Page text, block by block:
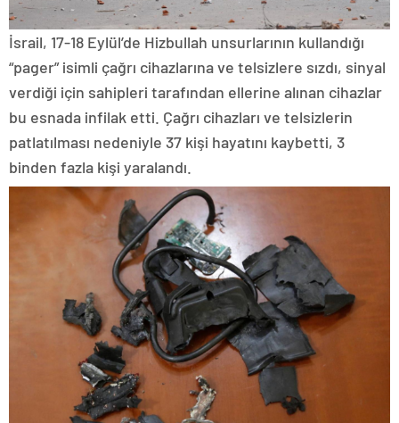
İsrail, 17-18 Eylül’de Hizbullah unsurlarının kullandığı
“pager” isimli çağrı cihazlarına ve telsizlere sızdı, sinyal
verdiği için sahipleri tarafından ellerine alınan cihazlar
bu esnada infilak etti. Çağrı cihazları ve telsizlerin
patlatılması nedeniyle 37 kişi hayatını kaybetti, 3
binden fazla kişi yaralandı.